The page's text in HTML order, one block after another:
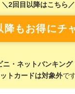
＼2回目以降はこちら／
降もお得にチ
ニ・ネットバンキング
トカードは対象外で